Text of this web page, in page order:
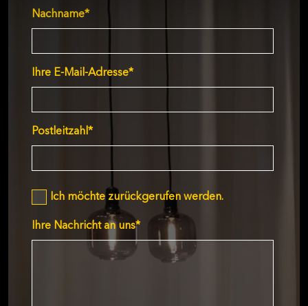
Nachname*
Ihre E-Mail-Adresse*
Postleitzahl*
Ich möchte zurückgerufen werden.
Ihre Nachricht an uns*